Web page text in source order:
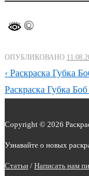
ОПУБЛИКОВАНО
Навигация
по
Предыдущий
пост
‹ Раскраска Губка
Следующий
Раскраска Губка Боб
Copyright © 2026
Узнавайте о новых
Статьи / Написать нам